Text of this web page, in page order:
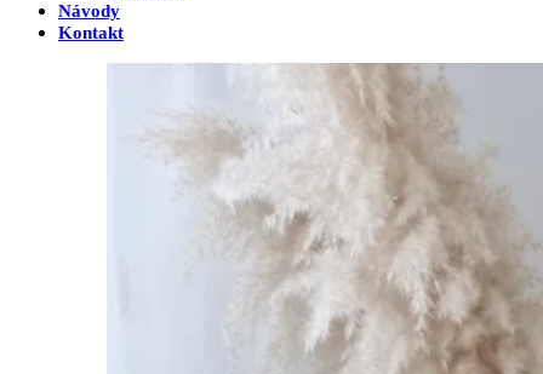
Návody
Kontakt